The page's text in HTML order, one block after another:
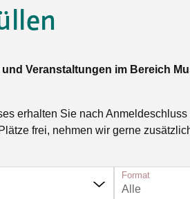
Testament-Rechner
Fitness und Gymnastik
Veranstaltungen im Bereich
erhalten Sie nach
frei, nehmen wir gerne
Format
Alle